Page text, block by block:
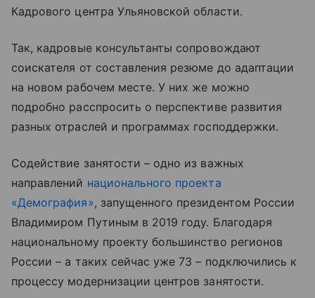
Кадрового центра Ульяновской области.
Так, кадровые консультанты сопровождают
соискателя от составления резюме до адаптации
на новом рабочем месте. У них же можно
подробно расспросить о перспективе развития
разных отраслей и программах господдержки.
Содействие занятости – одно из важных
направлений национального проекта
«Демография», запущенного президентом России
Владимиром Путиным в 2019 году. Благодаря
национальному проекту большинство регионов
России – а таких сейчас уже 73 – подключились к
процессу модернизации центров занятости.